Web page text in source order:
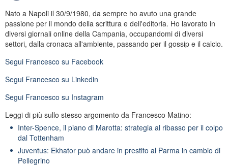
Nato a Napoli il 30/9/1980, da sempre ho avuto una grande
passione per il mondo della scrittura e dell'editoria. Ho lavorato in
diversi giornali online della Campania, occupandomi di diversi
settori, dalla cronaca all'ambiente, passando per il gossip e il calcio.
Segui Francesco su Facebook
Segui Francesco su Linkedin
Segui Francesco su Instagram
Leggi di più sullo stesso argomento da Francesco Matino:
Inter-Spence, il piano di Marotta: strategia al ribasso per il colpo
dal Tottenham
Juventus: Ekhator può andare in prestito al Parma in cambio di
Pellegrino